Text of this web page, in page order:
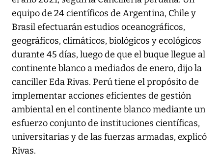
equipo de 24 científicos de Argentina, Chile y
Brasil efectuarán estudios oceanográficos,
geográficos, climáticos, biológicos y ecológicos
durante 45 días, luego de que el buque llegue al
continente blanco a mediados de enero, dijo la
canciller Eda Rivas. Perú tiene el propósito de
implementar acciones eficientes de gestión
ambiental en el continente blanco mediante un
esfuerzo conjunto de instituciones científicas,
universitarias y de las fuerzas armadas, explicó
Rivas.